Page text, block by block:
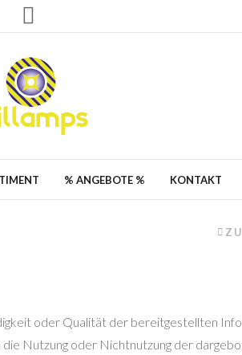
% ANGEBOTE % KONTAKT
oder Qualität der bereitgestellten
Nutzung oder Nichtnutzung der